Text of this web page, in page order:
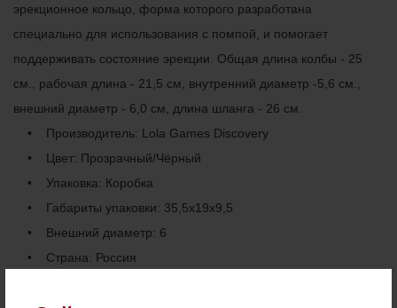
эрекционное кольцо, форма которого разработана
специально для использования с помпой, и помогает
поддерживать состояние эрекции. Общая длина колбы - 25
см., рабочая длина - 21,5 см, внутренний диаметр -5,6 см.,
внешний диаметр - 6,0 см, длина шланга - 26 см.
• Производитель: Lola Games Discovery
• Цвет: Прозрачный/Чёрный
• Упаковка: Коробка
• Габариты упаковки: 35,5x19x9,5
• Внешний диаметр: 6
• Страна: Россия